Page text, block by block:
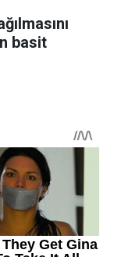
basit